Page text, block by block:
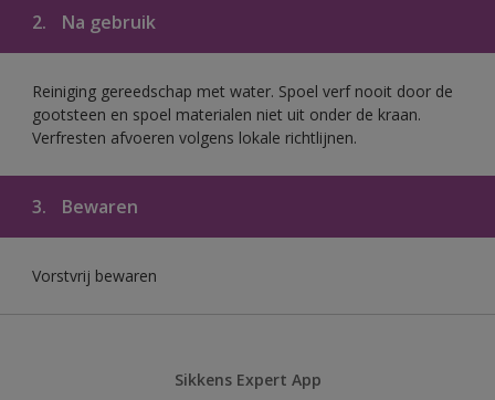
2. Na gebruik
Reiniging gereedschap met water. Spoel verf nooit door de
gootsteen en spoel materialen niet uit onder de kraan.
Verfresten afvoeren volgens lokale richtlijnen.
3. Bewaren
Vorstvrij bewaren
Sikkens Expert App